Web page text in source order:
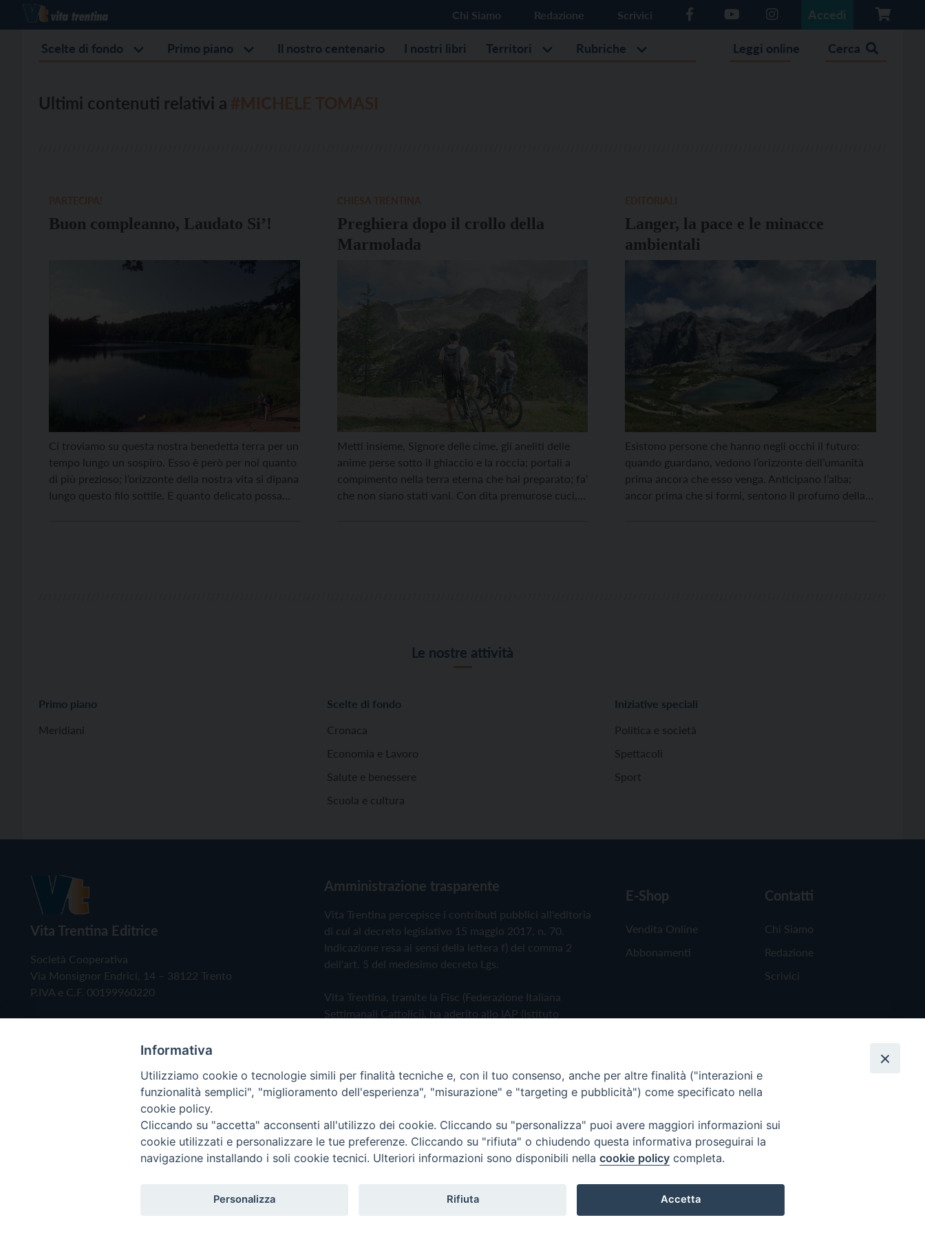
Chi Siamo Redazione Scrivici Accedi
Scelte di fondo Primo piano Il nostro centenario I nostri libri Territori Rubriche Leggi online Cerca
Ultimi contenuti relativi a
Buon compleanno, Laudato Si’!
Ci troviamo su questa nostra benedetta terra per un
tempo lungo un sospiro. Esso è però per noi quanto
di più prezioso; l’orizzonte della nostra vita si dipana
lungo questo filo sottile. E quanto delicato possa
Preghiera dopo il crollo della
Marmolada
Metti insieme, Signore delle cime, gli aneliti delle
anime perse sotto il ghiaccio e la roccia; portali a
compimento nella terra eterna che hai preparato; fa’
che non siano stati vani. Con dita premurose cuci, ti
Langer, la pace e le minacce
ambientali
Esistono persone che hanno negli occhi il futuro:
quando guardano, vedono l’orizzonte dell’umanità
prima ancora che esso venga. Anticipano l’alba;
ancor prima che si formi, sentono il profumo della
Le nostre attività
Primo piano
Meridiani
Scelte di fondo
Cronaca
Economia e Lavoro
Salute e benessere
Scuola e cultura
Iniziative speciali
Politica e società
Spettacoli
Sport
Vita Trentina Editrice
Società Cooperativa
Via Monsignor Endrici, 14 – 38122 Trento
P.IVA e C.F. 00199960220
Amministrazione trasparente
Vita Trentina percepisce i contributi pubblici all'editoria
di cui al decreto legislativo 15 maggio 2017, n. 70.
Indicazione resa ai sensi della lettera f) del comma 2
dell'art. 5 del medesimo decreto Lgs.
Vita Trentina, tramite la Fisc (Federazione Italiana
Settimanali Cattolici), ha aderito allo IAP (Istituto
Privacy Policy Cookie Policy
E-Shop
Vendita Online
Abbonamenti
Contatti
Chi Siamo
Redazione
Scrivici
Copyright © 2019 - Tutti i diritti riservati - Vita Trentina Editrice
Informativa
Utilizziamo cookie o tecnologie simili per finalità tecniche e, con il tuo consenso, anche per altre finalità ("interazioni e
funzionalità semplici", "miglioramento dell'esperienza", "misurazione" e "targeting e pubblicità") come specificato nella
cookie policy.
Cliccando su "accetta" acconsenti all'utilizzo dei cookie. Cliccando su "personalizza" puoi avere maggiori informazioni sui
cookie utilizzati e personalizzare le tue preferenze. Cliccando su "rifiuta" o chiudendo questa informativa proseguirai la
navigazione installando i soli cookie tecnici. Ulteriori informazioni sono disponibili nella cookie policy completa.
Personalizza Rifiuta Accetta